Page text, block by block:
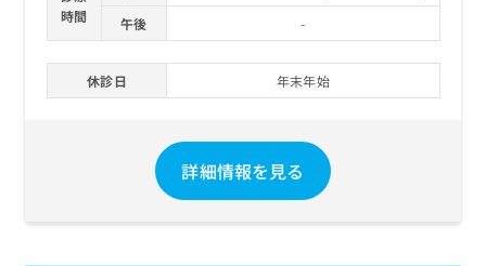
時間
午後
-
休診日 年末年始
詳細情報を見る